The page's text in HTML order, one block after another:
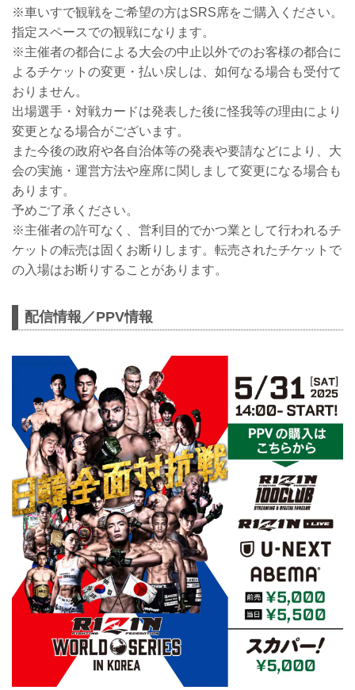
※車いすで観戦をご希望の方はSRS席をご購入ください。
指定スペースでの観戦になります。
※主催者の都合による大会の中止以外でのお客様の都合に
よるチケットの変更・払い戻しは、如何なる場合も受付て
おりません。
出場選手・対戦カードは発表した後に怪我等の理由により
変更となる場合がございます。
また今後の政府や各自治体等の発表や要請などにより、大
会の実施・運営方法や座席に関しまして変更になる場合も
あります。
予めご了承ください。
※主催者の許可なく、営利目的でかつ業として行われるチ
ケットの転売は固くお断りします。転売されたチケットで
の入場はお断りすることがあります。
配信情報／PPV情報